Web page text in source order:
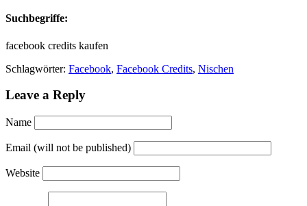
Suchbegriffe:
facebook credits kaufen
Schlagwörter: Facebook, Facebook Credits, Nischen
Leave a Reply
Name
Email (will not be published)
Website